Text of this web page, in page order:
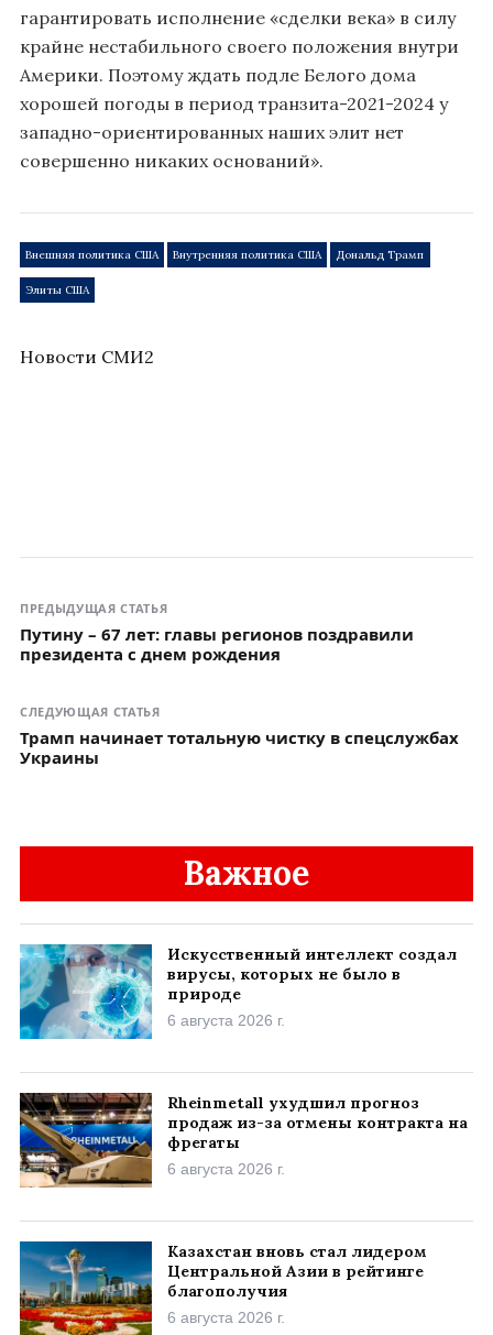
гарантировать исполнение «сделки века» в силу
крайне нестабильного своего положения внутри
Америки. Поэтому ждать подле Белого дома
хорошей погоды в период транзита-2021-2024 у
западно-ориентированных наших элит нет
совершенно никаких оснований».
Внешняя политика США Внутренняя политика США Дональд Трамп
Элиты США
Новости СМИ2
ПРЕДЫДУЩАЯ СТАТЬЯ
Путину – 67 лет: главы регионов поздравили
президента с днем рождения
СЛЕДУЮЩАЯ СТАТЬЯ
Трамп начинает тотальную чистку в спецслужбах
Украины
Важное
Искусственный интеллект создал
вирусы, которых не было в
природе
6 августа 2026 г.
Rheinmetall ухудшил прогноз
продаж из-за отмены контракта на
фрегаты
6 августа 2026 г.
Казахстан вновь стал лидером
Центральной Азии в рейтинге
благополучия
6 августа 2026 г.